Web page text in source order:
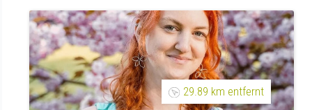
29.89 km entfernt